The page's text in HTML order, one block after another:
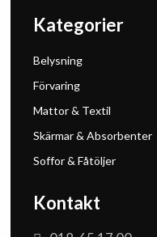
Kontakt
Kategorier
Belysning
Förvaring
Mattor & Textil
Skärmar & Absorbenter
Soffor & Fåtöljer